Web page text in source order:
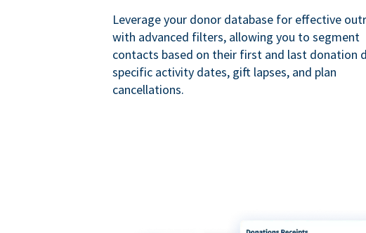
Leverage your donor database for effective
with advanced filters, allowing you to segment
contacts based on their first and last donation
specific activity dates, gift lapses, and plan
cancellations.